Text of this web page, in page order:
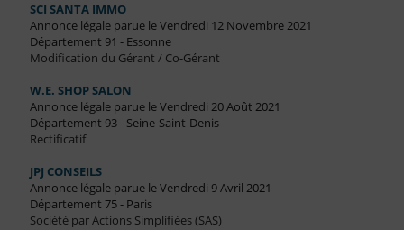
SCI SANTA IMMO
Annonce légale parue le Vendredi 12 Novembre 2021
Département 91 - Essonne
Modification du Gérant / Co-Gérant
W.E. SHOP SALON
Annonce légale parue le Vendredi 20 Août 2021
Département 93 - Seine-Saint-Denis
Rectificatif
JPJ CONSEILS
Annonce légale parue le Vendredi 9 Avril 2021
Département 75 - Paris
Société par Actions Simplifiées (SAS)